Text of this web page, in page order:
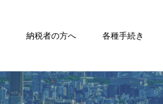
納税者の方へ 各種手続き